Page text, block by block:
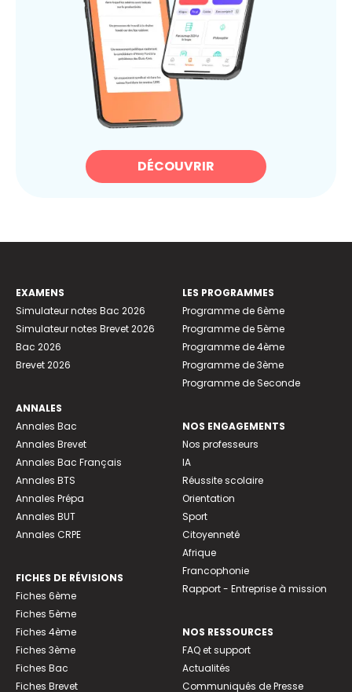
DÉCOUVRIR
EXAMENS
Simulateur notes Bac 2026
Simulateur notes Brevet 2026
Bac 2026
Brevet 2026
ANNALES
Annales Bac
Annales Brevet
Annales Bac Français
Annales BTS
Annales Prépa
Annales BUT
Annales CRPE
FICHES DE RÉVISIONS
Fiches 6ème
Fiches 5ème
Fiches 4ème
Fiches 3ème
Fiches Bac
Fiches Brevet
LES PROGRAMMES
Programme de 6ème
Programme de 5ème
Programme de 4ème
Programme de 3ème
Programme de Seconde
NOS ENGAGEMENTS
Nos professeurs
IA
Réussite scolaire
Orientation
Sport
Citoyenneté
Afrique
Francophonie
Rapport - Entreprise à mission
NOS RESSOURCES
FAQ et support
Actualités
Communiqués de Presse